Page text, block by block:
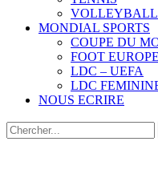
VOLLEYBALL
MONDIAL SPORTS
COUPE DU
FOOT EUROPE
LDC – UEFA
LDC
NOUS ECRIRE